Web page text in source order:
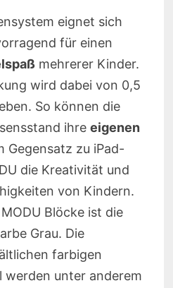
eignet sich
für einen
mehrerer Kinder.
wird dabei von 0,5
So können die
ihre eigenen
Gegensatz zu iPad-
die Kreativität und
von Kindern.
Blöcke ist die
Grau. Die
farbigen
werden unter anderem